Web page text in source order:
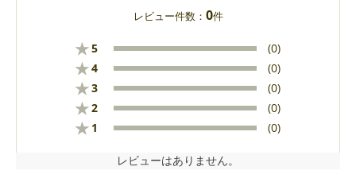
レビュー件数： 0件
★5 (0)
★4 (0)
★3 (0)
★2 (0)
★ 1 (0)
レビューはありません。